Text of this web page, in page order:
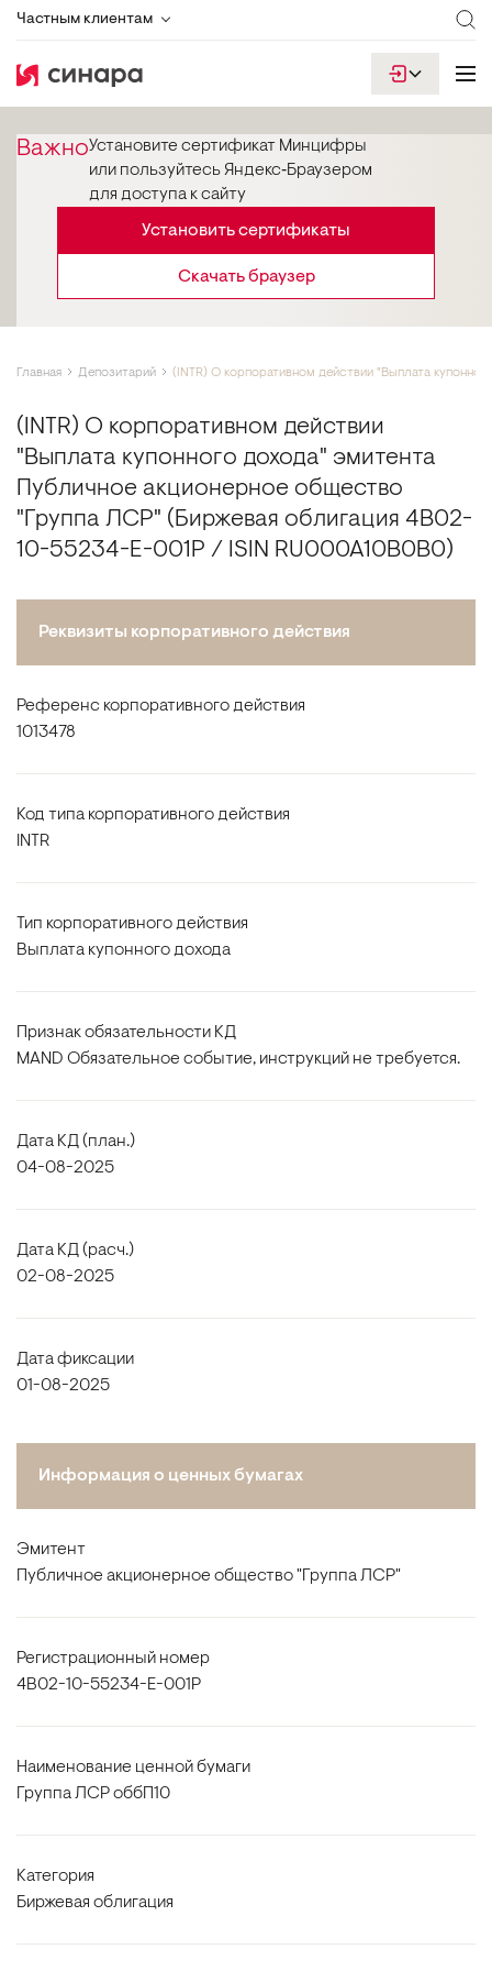
Частным клиентам
ВажноУстановите сертификат Минцифры
или пользуйтесь Яндекс‑Браузером
для доступа к сайту
Установить сертификаты
Скачать браузер
Главная Депозитарий (INTR) О корпоративном действии "Выплата
(INTR) О корпоративном действии
"Выплата купонного дохода" эмитента
Публичное акционерное общество
"Группа ЛСР" (Биржевая облигация 4B02-
10-55234-E-001P / ISIN RU000A10B0B0)
Реквизиты корпоративного действия
Референс корпоративного действия
1013478
Код типа корпоративного действия
INTR
Тип корпоративного действия
Выплата купонного дохода
Признак обязательности КД
MAND Обязательное событие, инструкций не требуется.
Дата КД (план.)
04-08-2025
Дата КД (расч.)
02-08-2025
Дата фиксации
01-08-2025
Информация о ценных бумагах
Эмитент
Публичное акционерное общество "Группа ЛСР"
Регистрационный номер
4B02-10-55234-E-001P
Наименование ценной бумаги
Группа ЛСР оббП10
Категория
Биржевая облигация